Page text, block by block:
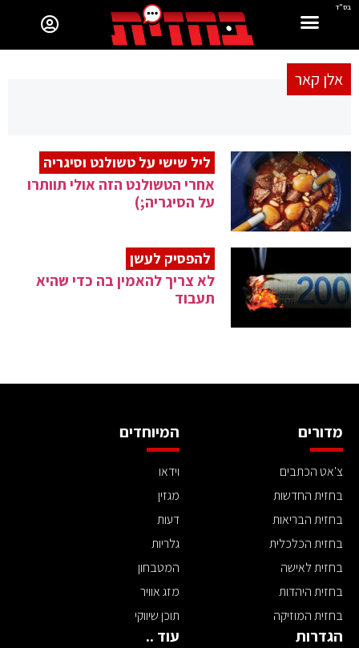
בס"ד
אלן קאר
ליל שישי על טשולנט וסיגריה
אחרי הטשולנט הזה אולי תוותרו
על הסיגריה;)
להפסיק לעשן
לא צריך להאמין בה כדי שהיא
תעבוד
מדורים
צ'אט הכתבים
בחזית החדשות
בחזית הבריאות
בחזית הכלכלית
בחזית לאישה
בחזית היהדות
בחזית המוזיקה
המיוחדים
וידאו
מגזין
דעות
גלריות
המטבחון
מזג אוויר
תוכן שיווקי
הגדרות עוד ..